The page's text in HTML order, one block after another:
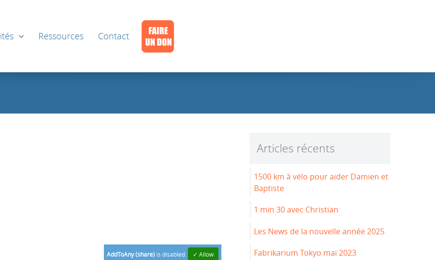
Ressources Contact
AddToAny (share) is disabled. ✓ Allow
Articles récents
1500 km à vélo pour aider Damien et
Baptiste
1 min 30 avec Christian
Les News de la nouvelle année 2025
Fabrikarium Tokyo mai 2023